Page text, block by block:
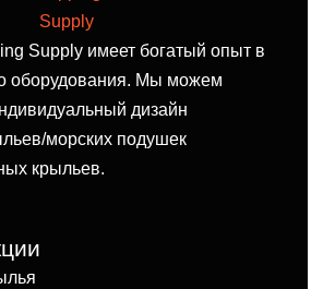
Supply имеет богатый опыт в
оборудования. Мы можем
дизайн
морских подушек
крыльев.